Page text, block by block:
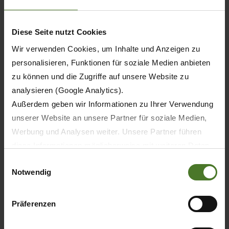
Diese Seite nutzt Cookies
Wir verwenden Cookies, um Inhalte und Anzeigen zu
personalisieren, Funktionen für soziale Medien anbieten
zu können und die Zugriffe auf unsere Website zu
analysieren (Google Analytics).
Außerdem geben wir Informationen zu Ihrer Verwendung
unserer Website an unsere Partner für soziale Medien,
Werbung und Analysen weiter. Unsere Partner führen
sie im Rahmen Ihrer Nutzung der Dienste gesammelt
Wir setzen im Rahmen des Trackings auch Dienstleister
in Drittländern außerhalb der EU mit abweichenden
Notwendig
Präferenzen
STAMPA
30 anni KRONE BiG M – anniversario per
la prima falciacondizionatrice semovente